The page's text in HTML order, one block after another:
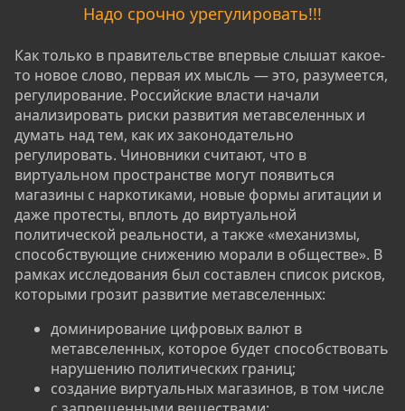
Надо срочно урегулировать!!!
Как только в правительстве впервые слышат какое-
то новое слово, первая их мысль — это, разумеется,
регулирование. Российские власти начали
анализировать риски развития метавселенных и
думать над тем, как их законодательно
регулировать. Чиновники считают, что в
виртуальном пространстве могут появиться
магазины с наркотиками, новые формы агитации и
даже протесты, вплоть до виртуальной
политической реальности, а также «механизмы,
способствующие снижению морали в обществе». В
рамках исследования был составлен список рисков,
которыми грозит развитие метавселенных:
доминирование цифровых валют в
метавселенных, которое будет способствовать
нарушению политических границ;​
создание виртуальных магазинов, в том числе